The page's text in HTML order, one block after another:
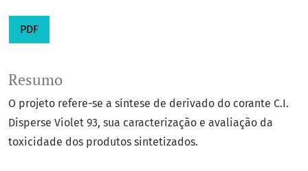
PDF
Resumo
O projeto refere-se a síntese de derivado do corante C.I.
Disperse Violet 93, sua caracterização e avaliação da
toxicidade dos produtos sintetizados.